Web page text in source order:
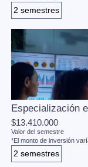
2 semestres
Especialización
$13.410.000
Valor del semestre
*El monto de inversión
2 semestres